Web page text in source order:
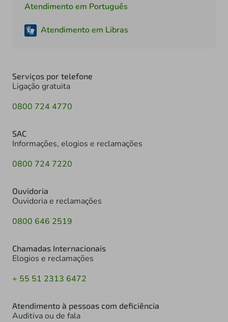
Atendimento em Português
Atendimento em Libras
Serviços por telefone
Ligação gratuita
0800 724 4770
SAC
Informações, elogios e reclamações
0800 724 7220
Ouvidoria
Ouvidoria e reclamações
0800 646 2519
Chamadas Internacionais
Elogios e reclamações
+ 55 51 2313 6472
Atendimento à pessoas com deficiência
Auditiva ou de fala